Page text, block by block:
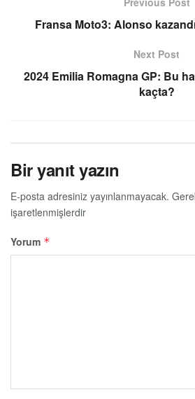
Fransa Moto3: Alonso
Next Post
2024 Emilia Romagna GP: Bu
kaçta?
Bir yanıt yazın
E-posta adresiniz yayınlanmayacak.
işaretlenmişlerdir
Yorum *